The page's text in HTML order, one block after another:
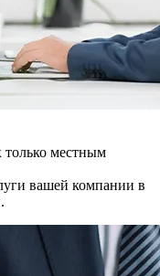
местным
вашей компании в